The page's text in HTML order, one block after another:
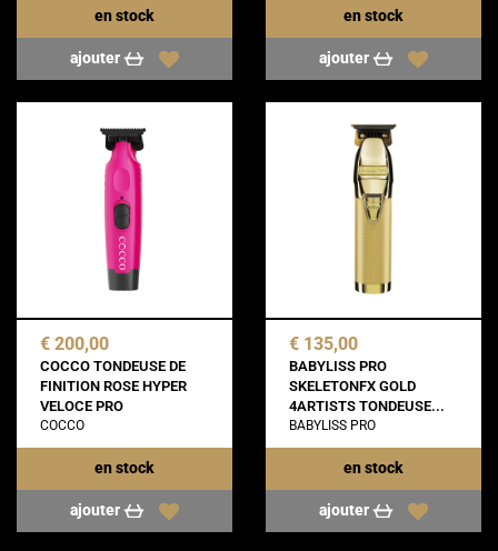
en stock
ajouter
en stock
ajouter
€ 200,00
COCCO TONDEUSE DE
FINITION ROSE HYPER
VELOCE PRO
COCCO
en stock
ajouter
€ 135,00
BABYLISS PRO
SKELETONFX GOLD
4ARTISTS TONDEUSE...
BABYLISS PRO
en stock
ajouter